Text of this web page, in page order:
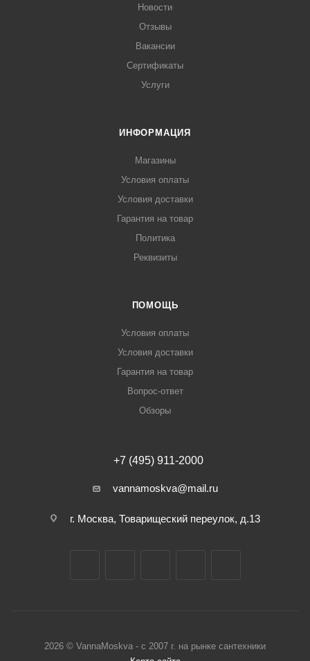
Новости
Отзывы
Вакансии
Сертификаты
Услуги
ИНФОРМАЦИЯ
Магазины
Условия оплаты
Условия доставки
Гарантия на товар
Политика
Реквизиты
ПОМОЩЬ
Условия оплаты
Условия доставки
Гарантия на товар
Вопрос-ответ
Обзоры
+7 (495) 911-2000
vannamoskva@mail.ru
г. Москва, Товарищеский переулок, д.13
2026 © VannaMoskva - с 2007 г. на рынке сантехники